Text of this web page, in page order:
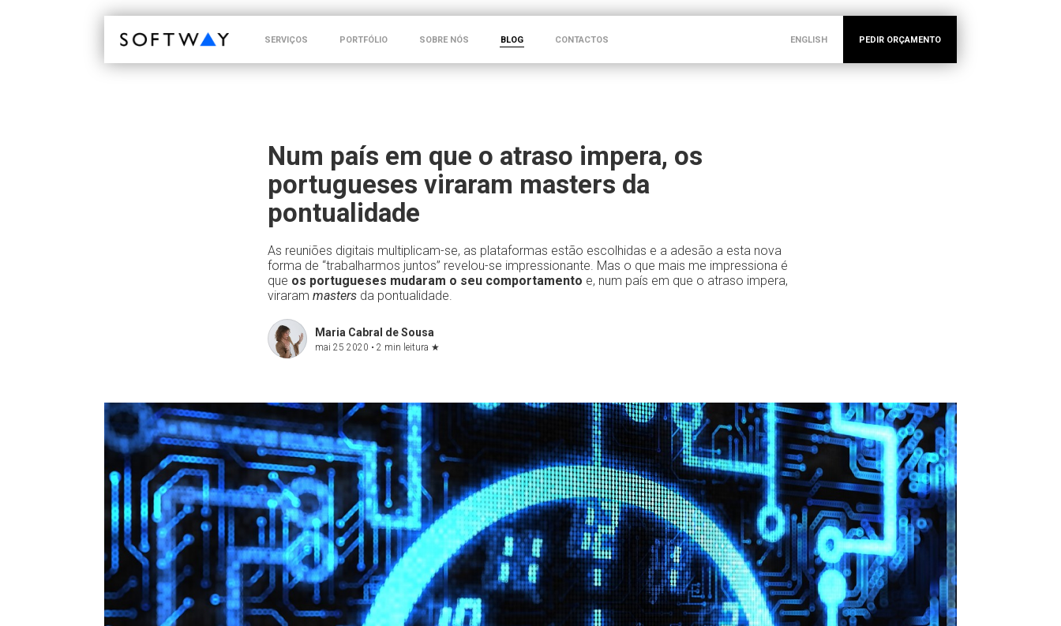
SERVIÇOS PORTFÓLIO SOBRE NÓS BLOG CONTACTOS ENGLISH PEDIR ORÇAMENTO
Num país em que o atraso impera, os
portugueses viraram masters da
pontualidade
As reuniões digitais multiplicam-se, as plataformas estão escolhidas e a adesão a esta nova
forma de “trabalharmos juntos” revelou-se impressionante. Mas o que mais me impressiona é
que os portugueses mudaram o seu comportamento e, num país em que o atraso impera,
viraram mastersda pontualidade.
Maria Cabral de Sousa
mai 25 2020 • 2 min leitura ★